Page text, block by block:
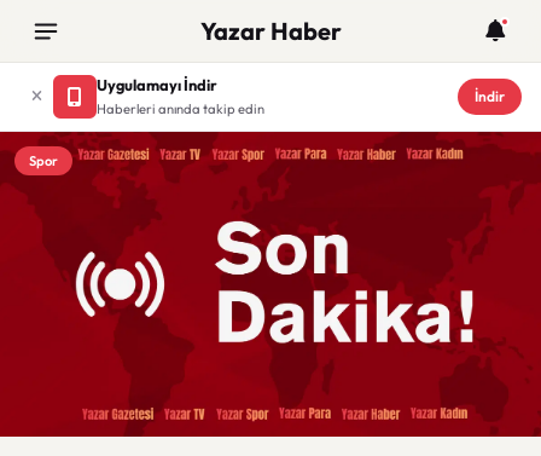
Yazar Haber
Uygulamayı İndir
Haberleri anında takip edin
İndir
Spor